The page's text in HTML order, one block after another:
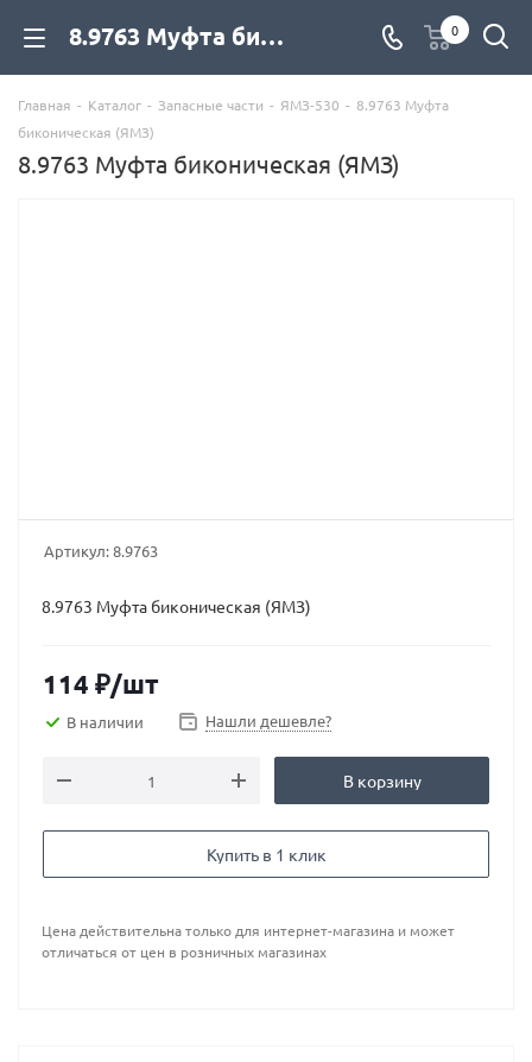
8.9763 Муфта биконическая (ЯМЗ) для дизельных двигателей купить со склада с доставкой по цене официального дилера - компания Дизель Экспорт 0
Главная - Каталог - Запасные части - ЯМЗ-530 - 8.9763 Муфта
биконическая (ЯМЗ)
8.9763 Муфта биконическая (ЯМЗ)
Артикул:8.9763
8.9763 Муфта биконическая (ЯМЗ)
114 ₽/шт
В наличии Нашли дешевле?
В корзину
Купить в 1 клик
Цена действительна только для интернет-магазина и может
отличаться от цен в розничных магазинах